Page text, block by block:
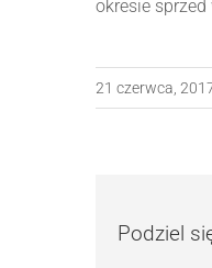
okresie
21 czerwca,
Podziel